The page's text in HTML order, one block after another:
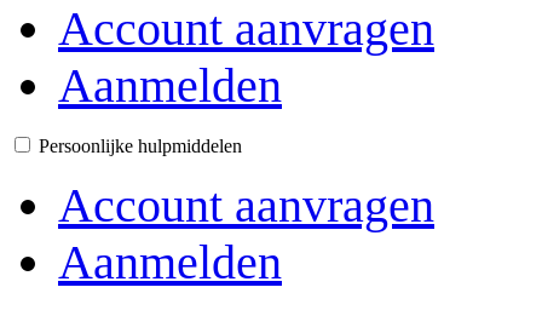
Account aanvragen
Aanmelden
Persoonlijke hulpmiddelen
Account aanvragen
Aanmelden